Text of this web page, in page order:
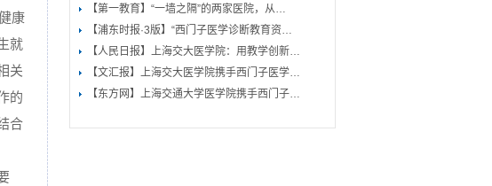
康
就
关
的
合
【第一教育】“一墙之隔”的两家医院，从…
【浦东时报·3版】“西门子医学诊断教育资…
【人民日报】上海交大医学院：用教学创新…
【文汇报】上海交大医学院携手西门子医学…
【东方网】上海交通大学医学院携手西门子…